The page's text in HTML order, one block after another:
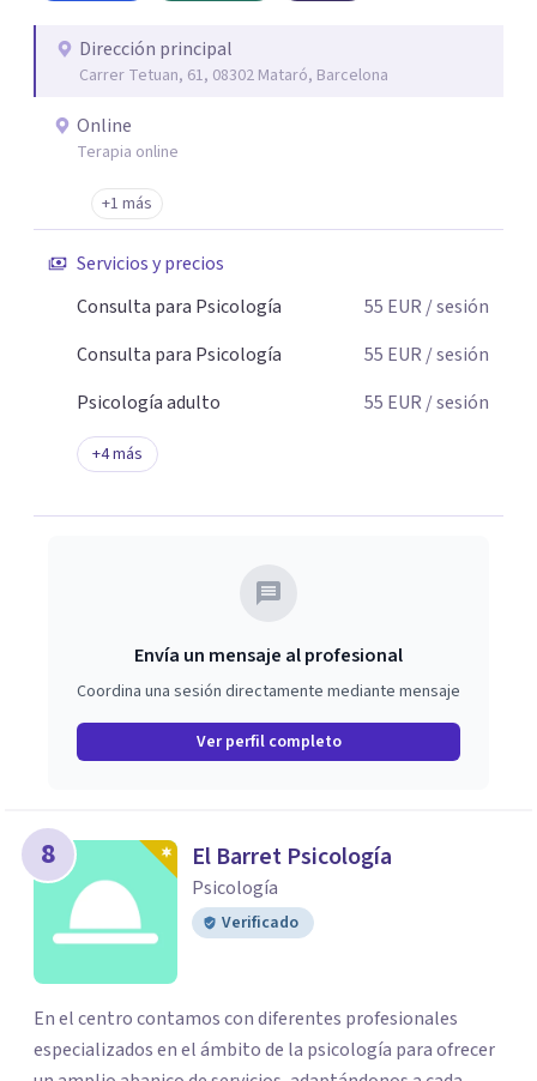
Dirección principal
Carrer Tetuan, 61, 08302 Mataró, Barcelona
Online
Terapia online
+1 más
Servicios y precios
Consulta para Psicología
55 EUR / sesión
Consulta para Psicología
55 EUR / sesión
Psicología adulto
55 EUR / sesión
+4más
Envía un mensaje al profesional
Coordina una sesión directamente mediante mensaje
Ver perfil completo
8 El Barret Psicología
Psicología
Verificado
En el centro contamos con diferentes profesionales
especializados en el ámbito de la psicología para ofrecer